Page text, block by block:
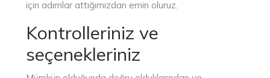
için adımlar attığımızdan emin oluruz.
Kontrolleriniz ve
seçenekleriniz